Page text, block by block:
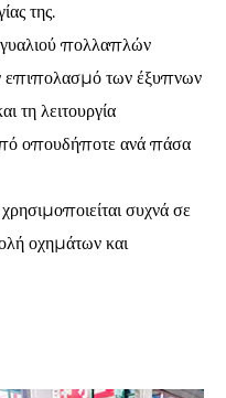
της.
πολλαπλών
επιπολασμό των έξυπνων
τη λειτουργία
από οπουδήποτε ανά πάσα
συχνά σε
οχημάτων και